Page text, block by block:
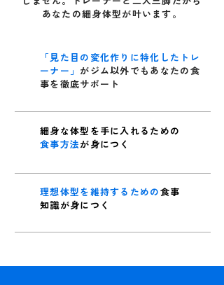
あなたの細身体型が叶います。
「見た目の変化作りに特化したトレ
ーナー」 がジム以外でもあなたの食
事を徹底サポート
細身な体型を手に入れるための
食事方法が身につく
理想体型を維持するための食事
知識が身につく